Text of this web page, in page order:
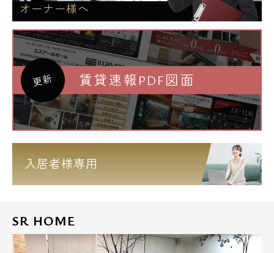
オーナー様へ
更新 賃貸速報PDF図面
入居者様専用
SR HOME